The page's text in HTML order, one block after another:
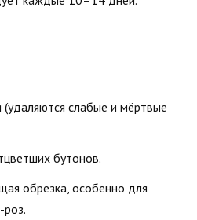
(удаляются слабые и мёртвые
бутонов.
обрезка, особенно для